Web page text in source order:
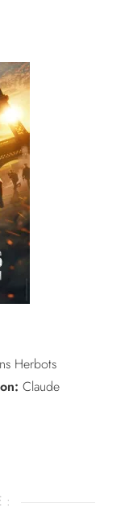
Herbots
Claude
: